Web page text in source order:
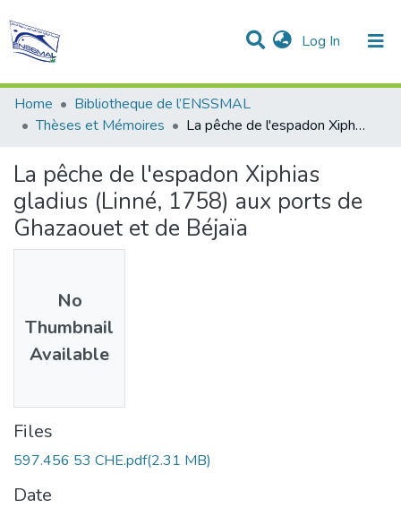
Log In (current)
Communities & Collections
Statistics
All of DSpace
Home
Bibliotheque de l’ENSSMAL
Thèses et Mémoires
La pêche de l'espadon Xiphias gladius (Linné, 1758) aux ports de Ghazaouet et de Béjaïa
La pêche de l'espadon Xiphias
gladius (Linné, 1758) aux ports de
Ghazaouet et de Béjaïa
No
Thumbnail
Available
Files
597.456 53 CHE.pdf(2.31 MB)
Date